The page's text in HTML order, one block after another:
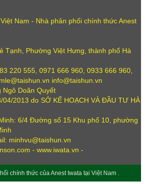
Nam - Nhà phân phối chính thức Anest
Tạnh, Phường Việt Hưng, thành phố Hà
220 555, 0971 666 960, 0933 666 960,
info@taishun.vn
Doãn Quyết
04/2013 do SỞ KẾ HOẠCH VÀ ĐẦU TƯ HÀ
6/4 Đường số 15 Khu phố 10, phường
minhvu@taishun.vn
- www.iwata.vn -
chính thức của Anest Iwata tại Việt Nam .